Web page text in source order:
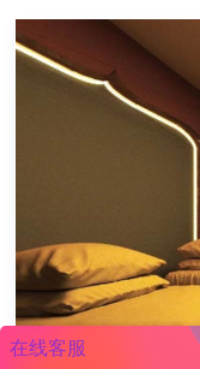
在线客服